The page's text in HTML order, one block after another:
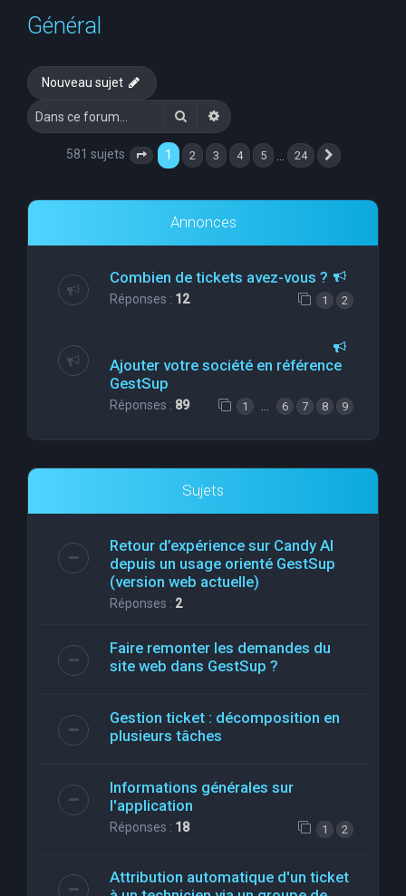
Général
Nouveau sujet
RechercherRecherche avancée
581 sujets Page 1 sur24
1 2 3 4 5 24
Annonces
Combien de tickets avez-vous ?
Réponses : 12 1 2
Ajouter votre société en référence
GestSup
Réponses : 89 1 … 6 7 8 9
Sujets
Retour d’expérience sur Candy AI
depuis un usage orienté GestSup
(version web actuelle)
Réponses : 2
Faire remonter les demandes du
site web dans GestSup ?
Gestion ticket : décomposition en
plusieurs tâches
Informations générales sur
l'application
Réponses : 18 1 2
Attribution automatique d'un ticket